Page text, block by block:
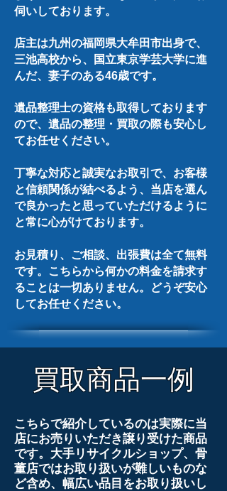
伺いしております。
店主は九州の福岡県大牟田市出身で、
三池高校から、国立東京学芸大学に進
んだ、妻子のある46歳です。
遺品整理士の資格も取得しております
ので、遺品の整理・買取の際も安心し
てお任せください。
丁寧な対応と誠実なお取引で、お客様
と信頼関係が結べるよう、当店を選ん
で良かったと思っていただけるように
と常に心がけております。
お見積り、ご相談、出張費は全て無料
です。こちらから何かの料金を請求す
ることは一切ありません。どうぞ安心
してお任せください。
​買取商品一例
こちらで紹介しているのは実際に当
店にお売りいただき譲り受けた商品
です。大手リサイクルショップ、骨
董店ではお取り扱いが難しいものな
ど含め、幅広い品目をお取り扱いし